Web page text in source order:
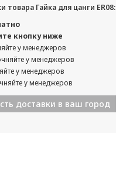
товара Гайка для цанги ER08:
кнопку ниже
у менеджеров
у менеджеров
у менеджеров
у менеджеров
доставки в ваш город